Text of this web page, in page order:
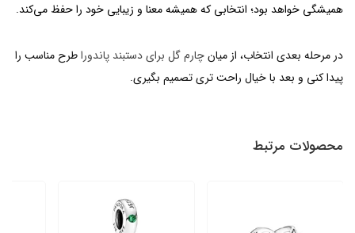
همیشگی خواهد بود؛ انتخابی که همیشه معنا و زیبایی خود را حفظ می‌کند.
در مرحله بعدی انتخاب، از میانچارم گل برای دستبند پاندوراطرح مناسب را
پیدا کنی و بعد با خیال راحت تری تصمیم بگیری.
محصولات مرتبط